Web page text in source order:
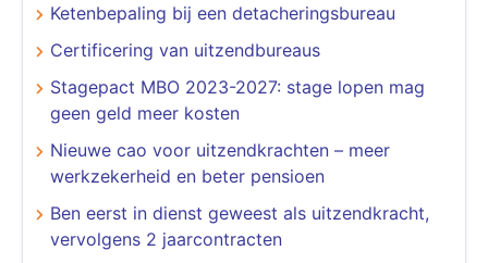
Ketenbepaling bij een detacheringsbureau
Certificering van uitzendbureaus
Stagepact MBO 2023-2027: stage lopen mag
geen geld meer kosten
Nieuwe cao voor uitzendkrachten – meer
werkzekerheid en beter pensioen
Ben eerst in dienst geweest als uitzendkracht,
vervolgens 2 jaarcontracten